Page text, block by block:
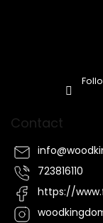
Contact
info@
723816110
https://